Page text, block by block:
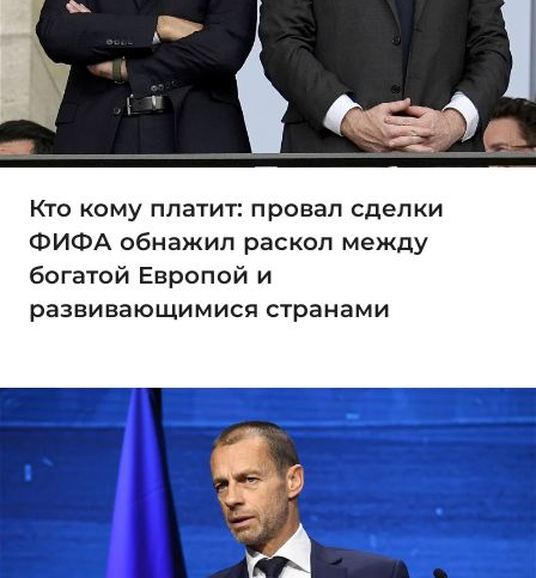
Кто кому платит: провал сделки
ФИФА обнажил раскол между
богатой Европой и
развивающимися странами